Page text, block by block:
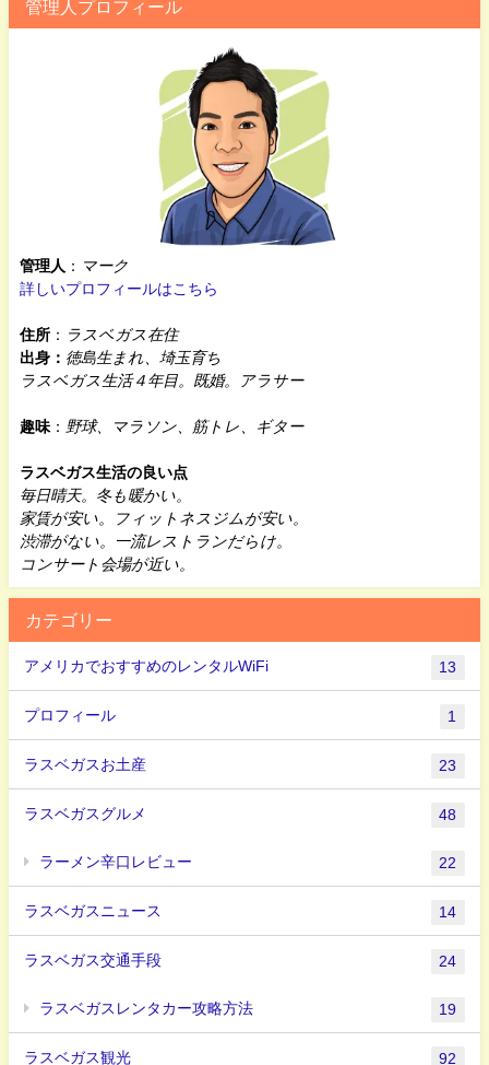
管理人プロフィール
管理人 ：
マーク
詳しいプロフィールはこちら
住所 ：
ラスベガス在住
出身： 徳島生まれ、埼玉育ち
ラスベガス生活４年目。既婚。アラサー
趣味 ： 野球、マラソン、筋トレ、ギター
ラスベガス生活の良い点
毎日晴天。冬も暖かい。
家賃が安い。フィットネスジムが安い。
渋滞がない。一流レストランだらけ。
コンサート会場が近い。
カテゴリー
アメリカでおすすめのレンタルWiFi 13
プロフィール 1
ラスベガスお土産 23
ラスベガスグルメ 48
ラーメン辛口レビュー 22
ラスベガスニュース 14
ラスベガス交通手段 24
ラスベガスレンタカー攻略方法 19
ラスベガス観光 92